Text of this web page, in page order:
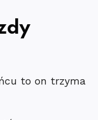
to on trzyma